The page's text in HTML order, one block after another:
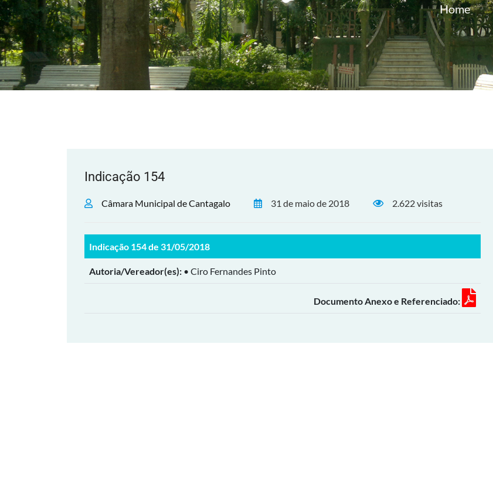
Home
Indicação 154
Câmara Municipal de Cantagalo 31 de maio de 2018 2.622 visitas
Indicação 154 de 31/05/2018
Autoria/Vereador(es): • Ciro Fernandes Pinto
Documento Anexo e Referenciado: